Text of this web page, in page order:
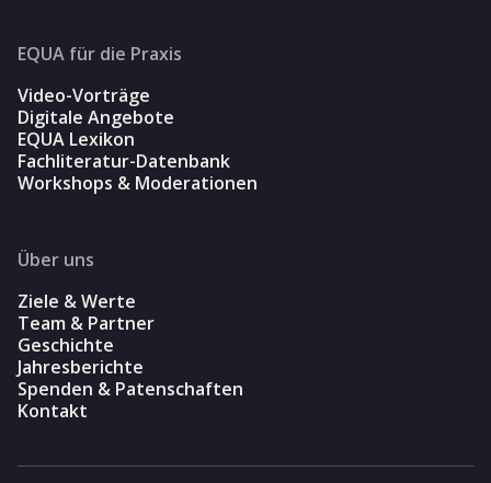
EQUA für die Praxis
Video-Vorträge
Digitale Angebote
EQUA Lexikon
Fachliteratur-Datenbank
Workshops & Moderationen
Über uns
Ziele & Werte
Team & Partner
Geschichte
Jahresberichte
Spenden & Patenschaften
Kontakt